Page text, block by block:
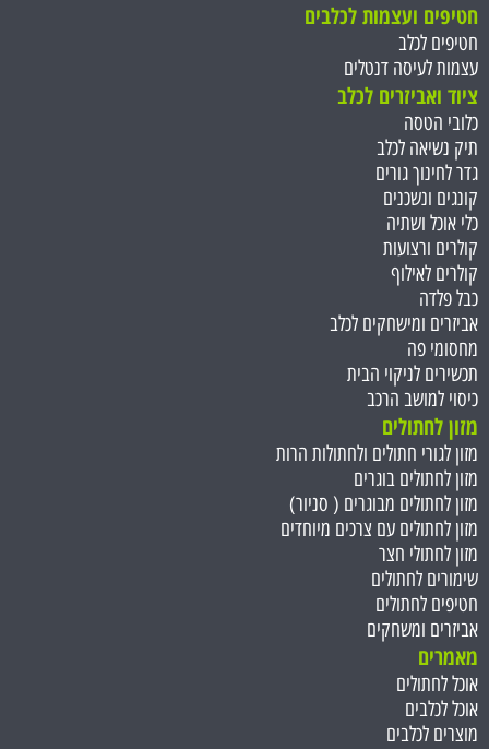
חטיפים ועצמות לכלבים
חטיפים לכלב
עצמות לעיסה דנטלים
ציוד ואביזרים לכלב
כלובי הטסה
תיק נשיאה לכלב
גדר לחינוך גורים
קונגים ונשכנים
כלי אוכל ושתיה
קולרים ורצועות
קולרים לאילוף
כבל פלדה
אביזרים ומישחקים לכלב
מחסומי פה
תכשירים לניקוי הבית
כיסוי למושב הרכב
מזון לחתולים
מזון לגורי חתולים ולחתולות הרות
מזון לחתולים בוגרים
מזון לחתולים מבוגרים ( סניור)
מזון לחתולים עם צרכים מיוחדים
מזון לחתולי חצר
שימורים לחתולים
חטיפים לחתולים
אביזרים ומשחקים
מאמרים
אוכל לחתולים
אוכל לכלבים
מוצרים לכלבים